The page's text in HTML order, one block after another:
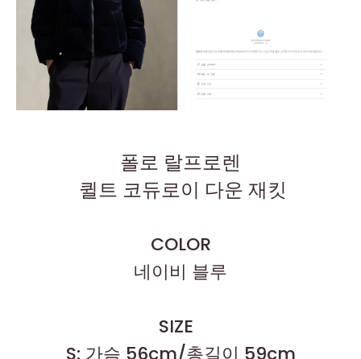
폴로 랄프로렌
퀼트 코듀로이 다운 재킷
COLOR
네이비 블루
SIZE
S: 가슴 56cm/총길이 59cm